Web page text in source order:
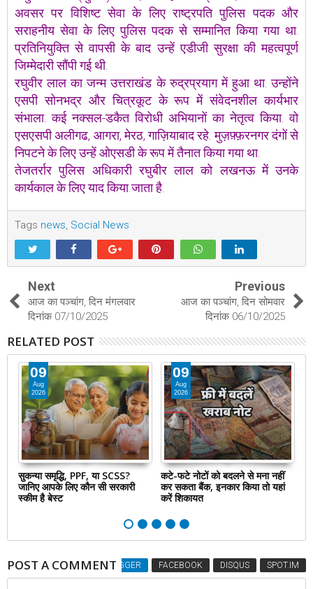
अवसर पर विशिष्ट सेवा के लिए राष्ट्रपति पुलिस पदक और
सराहनीय सेवा के लिए पुलिस पदक से सम्मानित किया गया था.
प्रतिनियुक्ति से वापसी के बाद उन्हें एडीजी सुरक्षा की महत्वपूर्ण
जिम्मेदारी सौंपी गई थी.
रघुवीर लाल का जन्म उत्तराखंड के रुद्रप्रयाग में हुआ था. उन्होंने
एसपी सोनभद्र और चित्रकूट के रूप में संवेदनशील कार्यभार
संभाला. कई नक्सल-डकैत विरोधी अभियानों का नेतृत्व किया. वो
एसएसपी अलीगढ, आगरा, मेरठ, गाज़ियाबाद रहे. मुज़फ़्फ़रनगर दंगों से
निपटने के लिए उन्हें ओएसडी के रूप में तैनात किया गया था.
तेजतर्रार पुलिस अधिकारी रघुबीर लाल को लखनऊ में उनके
कार्यकाल के लिए याद किया जाता है.
Tags news, Social News
Next
आज का पञ्चांग, दिन मंगलवार
दिनांक 07/10/2025
Previous
आज का पञ्चांग, दिन सोमवार
दिनांक 06/10/2025
RELATED POST
09
Aug
2026
सुकन्या समृद्धि, PPF, या SCSS?
जानिए आपके लिए कौन सी सरकारी
स्कीम है बेस्ट
09
Aug
2026
कटे-फटे नोटों को बदलने से मना नहीं
कर सकता बैंक, इनकार किया तो यहां
करें शिकायत
POST A COMMENTBLOGGER FACEBOOK DISQUS SPOT.IM